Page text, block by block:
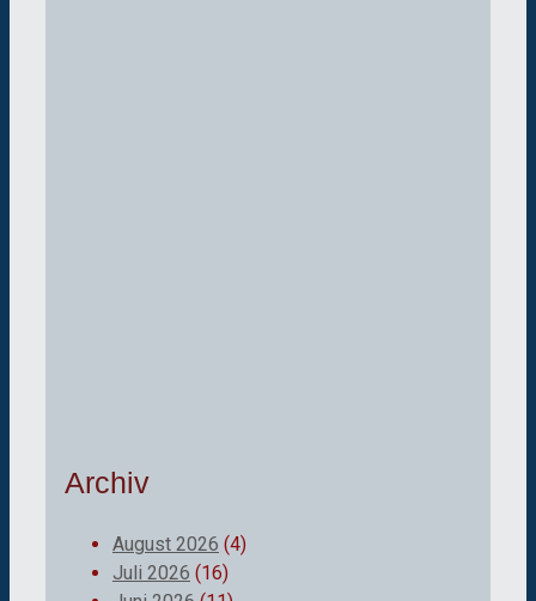
Archiv
August 2026 (4)
Juli 2026 (16)